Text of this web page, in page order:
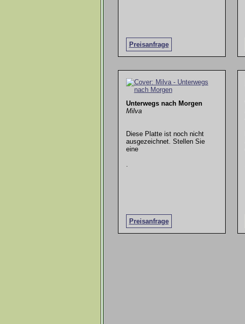
Preisanfrage
Unterwegs nach Morgen
Milva
Diese Platte ist noch nicht
ausgezeichnet. Stellen Sie
eine
Preisanfrage
.